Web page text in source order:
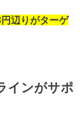
円辺りがターゲ
インがサポ